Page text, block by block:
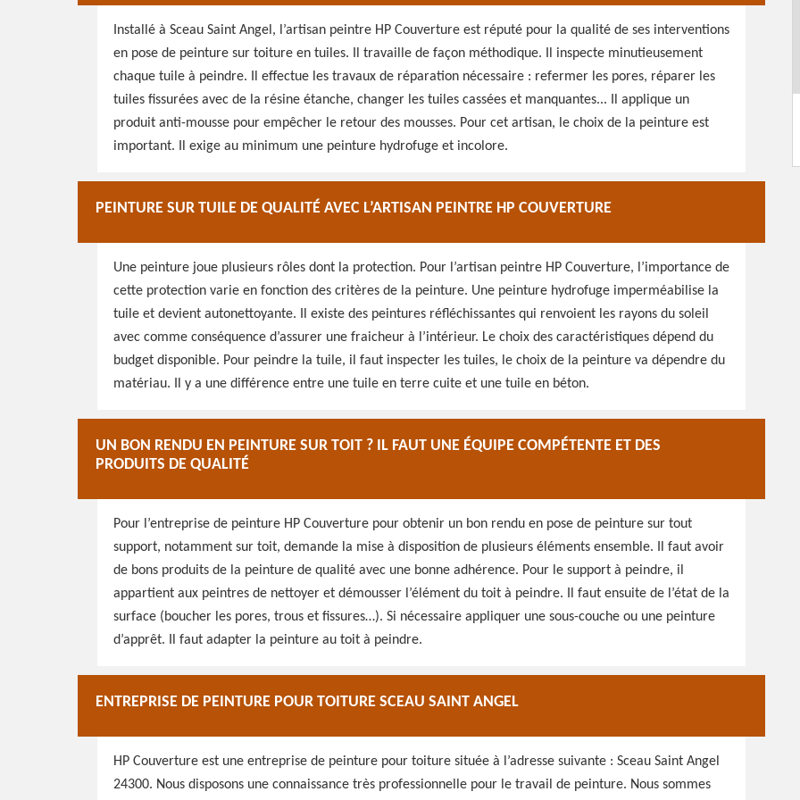
Installé à Sceau Saint Angel, l’artisan peintre HP Couverture est réputé pour la qualité de ses interventions
en pose de peinture sur toiture en tuiles. Il travaille de façon méthodique. Il inspecte minutieusement
chaque tuile à peindre. Il effectue les travaux de réparation nécessaire : refermer les pores, réparer les
tuiles fissurées avec de la résine étanche, changer les tuiles cassées et manquantes... Il applique un
produit anti-mousse pour empêcher le retour des mousses. Pour cet artisan, le choix de la peinture est
important. Il exige au minimum une peinture hydrofuge et incolore.
PEINTURE SUR TUILE DE QUALITÉ AVEC L’ARTISAN PEINTRE HP COUVERTURE
Une peinture joue plusieurs rôles dont la protection. Pour l’artisan peintre HP Couverture, l’importance de
cette protection varie en fonction des critères de la peinture. Une peinture hydrofuge imperméabilise la
tuile et devient autonettoyante. Il existe des peintures réfléchissantes qui renvoient les rayons du soleil
avec comme conséquence d’assurer une fraicheur à l’intérieur. Le choix des caractéristiques dépend du
budget disponible. Pour peindre la tuile, il faut inspecter les tuiles, le choix de la peinture va dépendre du
matériau. Il y a une différence entre une tuile en terre cuite et une tuile en béton.
UN BON RENDU EN PEINTURE SUR TOIT ? IL FAUT UNE ÉQUIPE COMPÉTENTE ET DES
PRODUITS DE QUALITÉ
Pour l’entreprise de peinture HP Couverture pour obtenir un bon rendu en pose de peinture sur tout
support, notamment sur toit, demande la mise à disposition de plusieurs éléments ensemble. Il faut avoir
de bons produits de la peinture de qualité avec une bonne adhérence. Pour le support à peindre, il
appartient aux peintres de nettoyer et démousser l’élément du toit à peindre. Il faut ensuite de l’état de la
surface (boucher les pores, trous et fissures…). Si nécessaire appliquer une sous-couche ou une peinture
d’apprêt. Il faut adapter la peinture au toit à peindre.
ENTREPRISE DE PEINTURE POUR TOITURE SCEAU SAINT ANGEL
HP Couverture est une entreprise de peinture pour toiture située à l’adresse suivante : Sceau Saint Angel
24300. Nous disposons une connaissance très professionnelle pour le travail de peinture. Nous sommes